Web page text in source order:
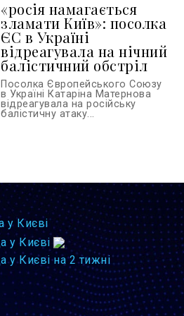
«росія намагається
зламати Київ»: посолка
ЄС в Україні
відреагувала на нічний
балістичний обстріл
Посолка Європейського Союзу
в Україні Катаріна Матернова
відреагувала на російську
балістичну атаку...